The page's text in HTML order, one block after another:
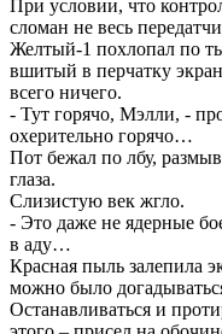
При условии, что
сломан не весь
Желтый-1 похлопал по
вшитый в перчатку
всего ничего.
- Тут горячо, Мэлли, -
охерительно горячо…
Пот бежал по лбу,
глаза.
Слизистую век жгло.
- Это даже не ядерные
в аду…
Красная пыль залепила
можно было
Останавливаться и